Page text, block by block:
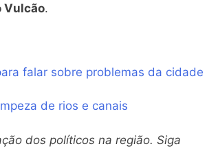
Vulcão.
falar sobre problemas da cidade
de rios e canais
dos políticos na região. Siga